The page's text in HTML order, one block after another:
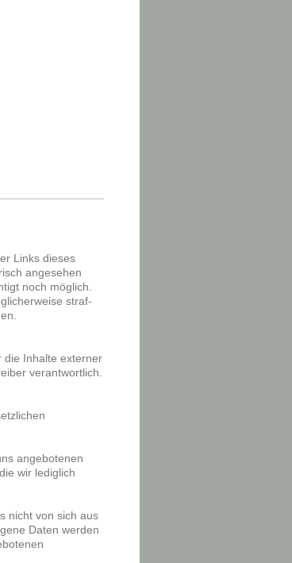
Links dieses
angesehen
noch möglich.
straf-
die Inhalte externer
verantwortlich.
angebotenen
wir lediglich
nicht von sich aus
Daten werden